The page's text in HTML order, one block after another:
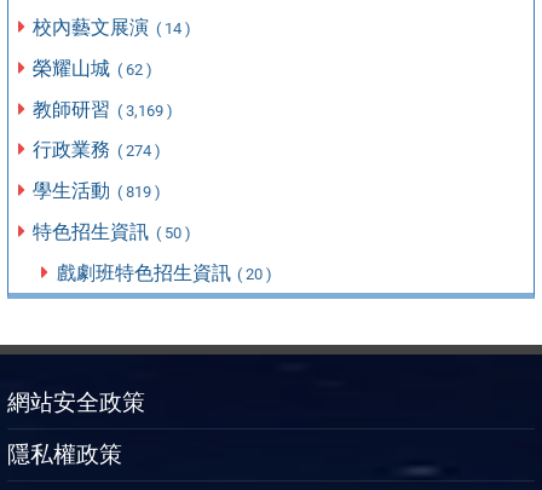
校內藝文展演 ( 14 )
榮耀山城 ( 62 )
教師研習 ( 3,169 )
行政業務 ( 274 )
學生活動 ( 819 )
特色招生資訊 ( 50 )
戲劇班特色招生資訊 ( 20 )
網站安全政策
隱私權政策